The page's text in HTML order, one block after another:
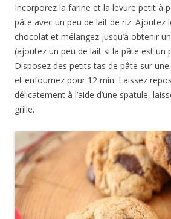
Incorporez la farine et la levure petit à
pâte avec un peu de lait de riz. Ajoutez
chocolat et mélangez jusqu’à obtenir
(ajoutez un peu de lait si la pâte est un
Disposez des petits tas de pâte sur
et enfournez pour 12 min. Laissez
délicatement à l’aide d’une spatule,
grille.